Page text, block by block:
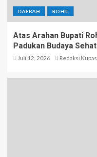
DAERAH ROHIL
Atas Arahan Bupati
Padukan Budaya
Juli 12, 2026 Redaksi